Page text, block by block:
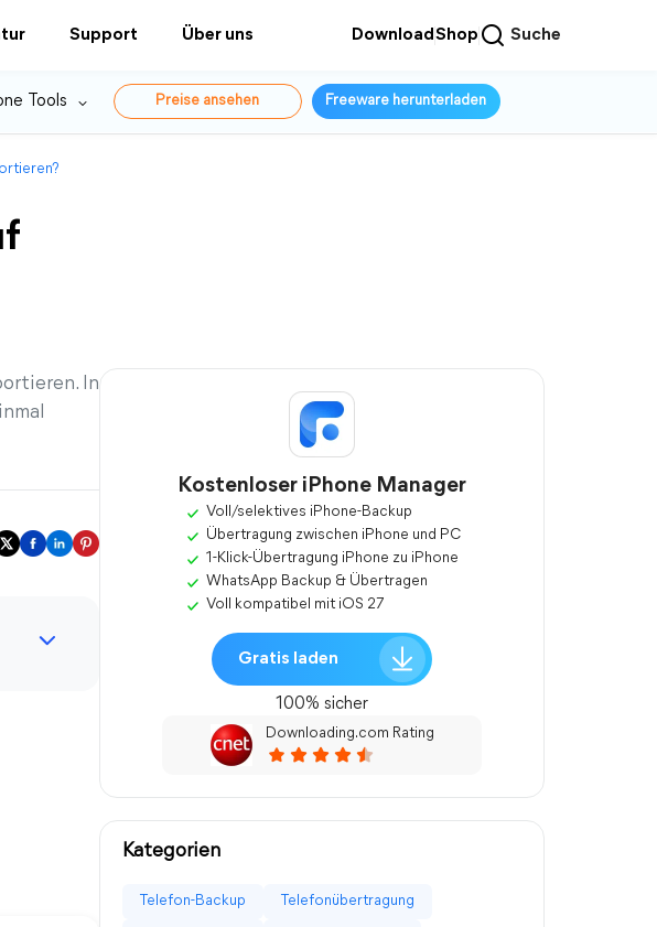
Support Über uns DownloadShop Suche
Tools Preise ansehen Freeware herunterladen
In
Kostenloser iPhone Manager
Voll/selektives iPhone-Backup
Übertragung zwischen iPhone und PC
1-Klick-Übertragung iPhone zu iPhone
WhatsApp Backup & Übertragen
Voll kompatibel mit iOS 27
Gratis laden
100% sicher
Downloading.com Rating
Kategorien
Telefon-Backup Telefonübertragung